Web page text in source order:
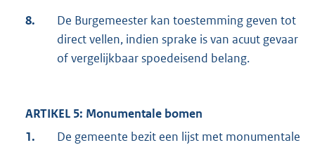
8.
De Burgemeester kan toestemming geven tot
direct vellen, indien sprake is van acuut gevaar
of vergelijkbaar spoedeisend belang.
ARTIKEL 5: Monumentale bomen
1.
De gemeente bezit een lijst met monumentale